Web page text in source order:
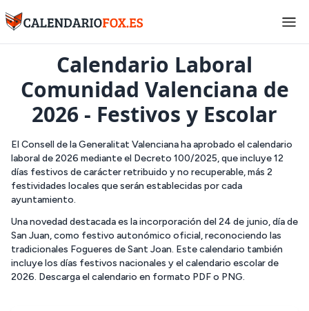
Inicio > Comunidad Valenciana
Calendario Laboral
Comunidad Valenciana de
2026 - Festivos y Escolar
El Consell de la Generalitat Valenciana ha aprobado el calendario
laboral de 2026 mediante el Decreto 100/2025, que incluye 12
días festivos de carácter retribuido y no recuperable, más 2
festividades locales que serán establecidas por cada
ayuntamiento.
Una novedad destacada es la incorporación del 24 de junio, día de
San Juan, como festivo autonómico oficial, reconociendo las
tradicionales Fogueres de Sant Joan. Este calendario también
incluye los días festivos nacionales y el calendario escolar de
2026. Descarga el calendario en formato PDF o PNG.